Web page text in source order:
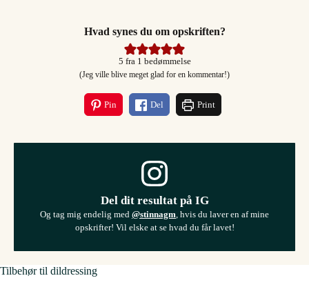
Hvad synes du om opskriften?
5 fra 1 bedømmelse
(Jeg ville blive meget glad for en kommentar!)
Pin Del Print
Del dit resultat på IG
Og tag mig endelig med @stinnagm, hvis du laver en af mine
opskrifter! Vil elske at se hvad du får lavet!
Tilbehør til dildressing